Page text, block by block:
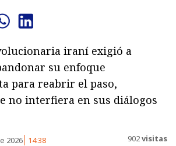
iraní exigió a
su enfoque
para reabrir el paso,
no interfiera en sus diálogos
2026 14:38 902visitas